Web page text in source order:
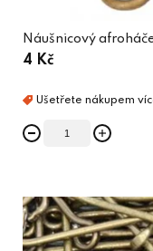
Náušnicový
4 Kč